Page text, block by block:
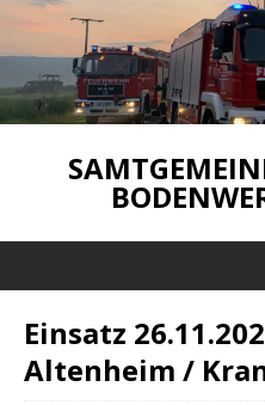
Einsatz
Altenheim /